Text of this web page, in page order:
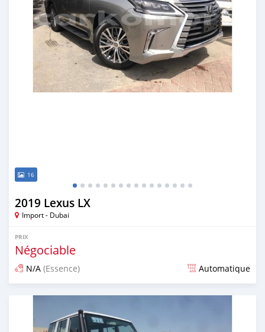
16
2019 Lexus LX
Import - Dubai
PRIX
Négociable
N/A (Essence) Automatique
Publié il y a environ 7 ans